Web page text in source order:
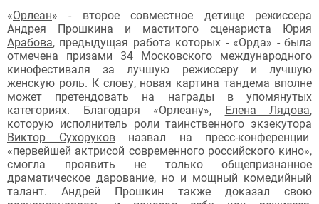
«Орлеан» - второе совместное детище режиссера
Андрея Прошкина и маститого сценариста Юрия
Арабова, предыдущая работа которых - «Орда» - была
отмечена призами 34 Московского международного
кинофестиваля за лучшую режиссеру и лучшую
женскую роль. К слову, новая картина тандема вполне
может претендовать на награды в упомянутых
категориях. Благодаря «Орлеану», Елена Лядова,
которую исполнитель роли таинственного экзекутора
Виктор Сухоруковназвал на пресс-конференции
«первейшей актрисой современного российского кино»,
смогла проявить не только общепризнанное
драматическое дарование, но и мощный комедийный
талант. Андрей Прошкин также доказал свою